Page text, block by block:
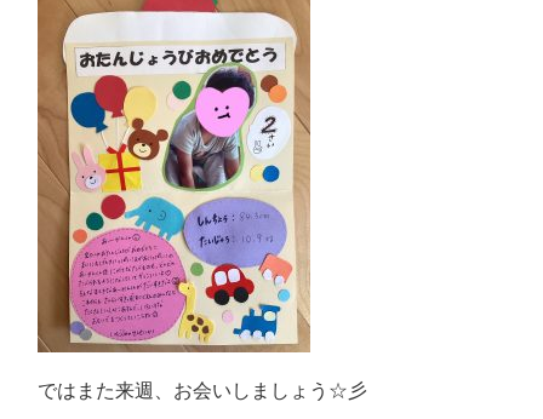
ではまた来週、お会いしましょう☆彡